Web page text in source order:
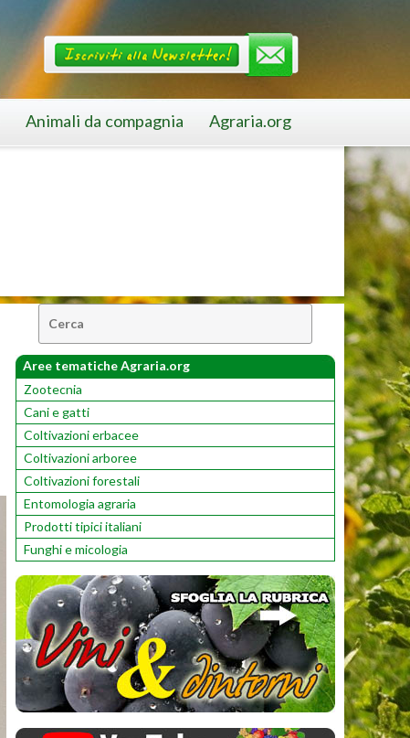
Animali da compagnia Agraria.org
Aree tematiche Agraria.org
Zootecnia
Cani e gatti
Coltivazioni erbacee
Coltivazioni arboree
Coltivazioni forestali
Entomologia agraria
Prodotti tipici italiani
Funghi e micologia